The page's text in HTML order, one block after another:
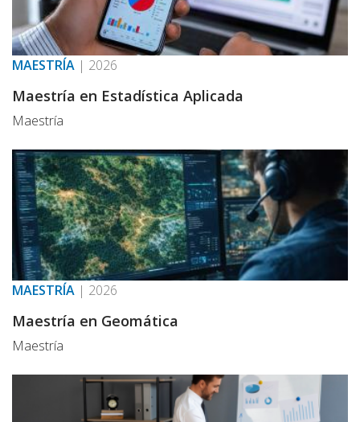
MAESTRÍA | 2026
Maestría en Estadística Aplicada
Maestría
MAESTRÍA | 2026
Maestría en Geomática
Maestría